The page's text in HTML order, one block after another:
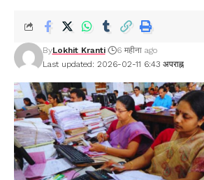
Last updated: 2026-02-11 6:43 अपराह्न
ByLokhit Kranti 6 महीना ago